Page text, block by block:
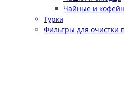
Чайные и
Турки
Фильтры для очистки